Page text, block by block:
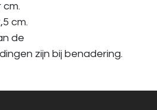
cm.
cm.
de
zijn bij benadering.